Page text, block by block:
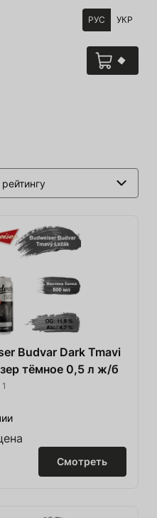
РУС УКР
Budvar Dark Tmavi
тёмное 0,5 л ж/б
1
Смотреть